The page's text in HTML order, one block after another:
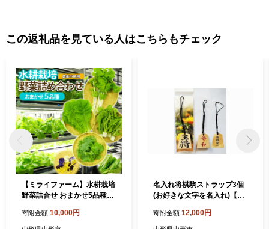
この返礼品を見ている人はこちらもチェック
【ミライファーム】水耕栽培
野菜詰合せ おまかせ5品種
寄附金額 10,000円
名入れ将棋駒ストラップ3個
(お好きな文字を名入れ)【障
寄附金額 12,000円